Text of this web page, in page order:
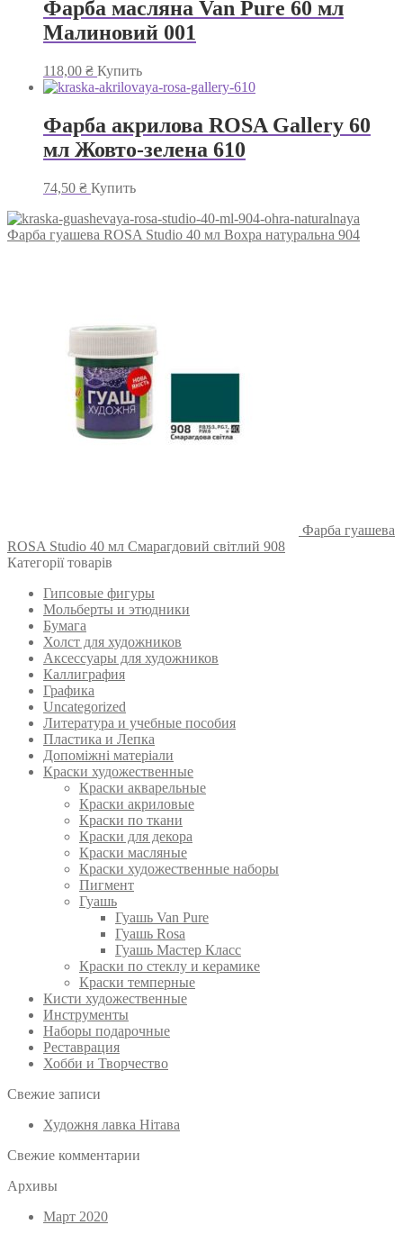
Фарба масляна Van Pure 60 мл
Малиновий 001
118,00 ₴ Купить
Фарба акрилова ROSA Gallery 60
мл Жовто-зелена 610
74,50 ₴ Купить
Фарба гуашева ROSA Studio 40 мл Вохра натуральна 904
Фарба гуашева
ROSA Studio 40 мл Смарагдовий світлий 908
Категорії товарів
Гипсовые фигуры
Мольберты и этюдники
Бумага
Холст для художников
Аксессуары для художников
Каллиграфия
Графика
Uncategorized
Литература и учебные пособия
Пластика и Лепка
Допоміжні матеріали
Краски художественные
Краски акварельные
Краски акриловые
Краски по ткани
Краски для декора
Краски масляные
Краски художественные наборы
Пигмент
Гуашь
Гуашь Van Pure
Гуашь Rosa
Гуашь Мастер Класс
Краски по стеклу и керамике
Краски темперные
Кисти художественные
Инструменты
Наборы подарочные
Реставрация
Хобби и Творчество
Свежие записи
Художня лавка Нітава
Свежие комментарии
Архивы
Март 2020